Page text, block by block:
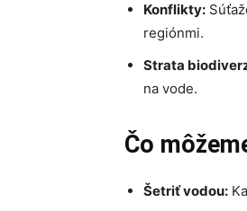
Konflikty:
regiónmi.
Strata
na vode.
Čo
Šetriť vodou: